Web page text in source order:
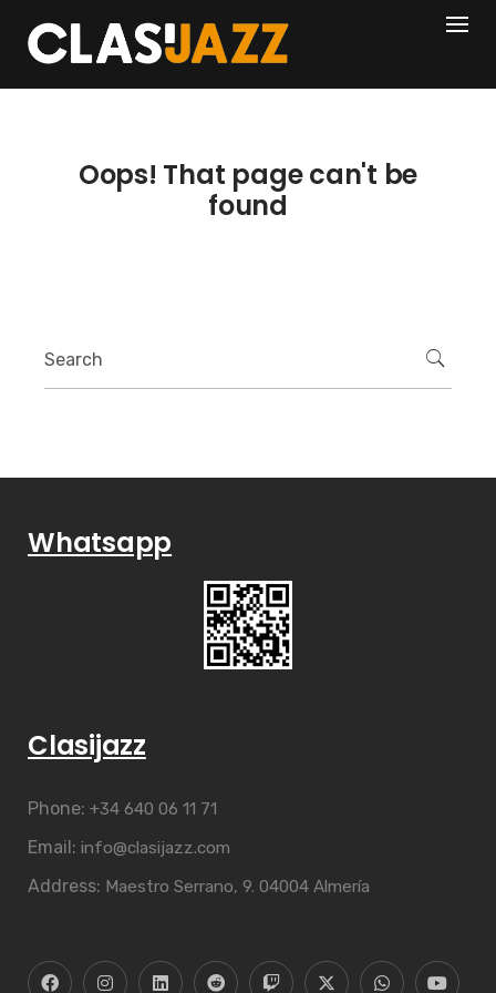
content
404
Oops! That page can't be
found
Whatsapp
Clasijazz
Phone: +34 640 06 11 71
Email: info@clasijazz.com
Address: Maestro Serrano, 9. 04004 Almería